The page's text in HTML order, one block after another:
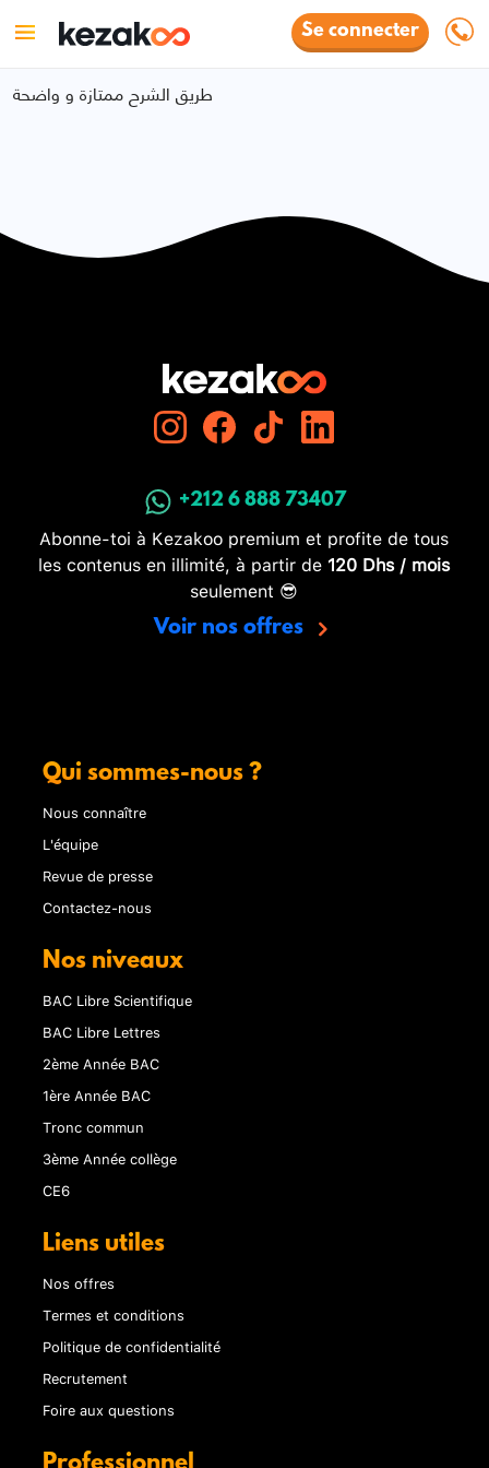
Se connecter
طريق الشرح ممتازة و واضحة
+212 6 888 73407
Abonne-toi à Kezakoo premium et profite de tous
les contenus en illimité, à partir de 120 Dhs / mois
seulement 😎
Voir nos offres
Qui sommes-nous ?
Nous connaître
L'équipe
Revue de presse
Contactez-nous
Nos niveaux
BAC Libre Scientifique
BAC Libre Lettres
2ème Année BAC
1ère Année BAC
Tronc commun
3ème Année collège
CE6
Liens utiles
Nos offres
Termes et conditions
Politique de confidentialité
Recrutement
Foire aux questions